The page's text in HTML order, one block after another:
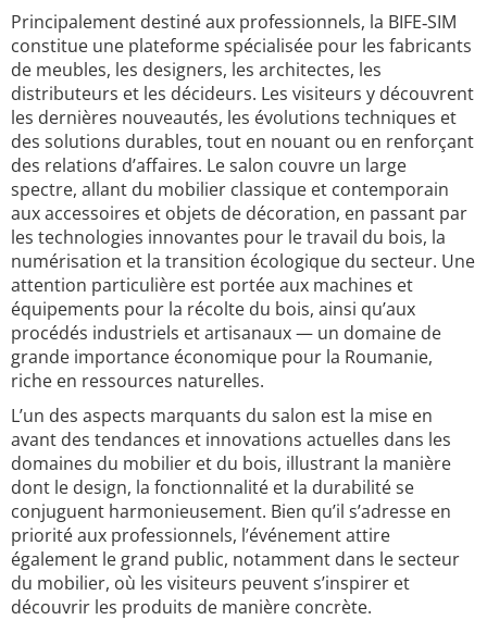
Principalement destiné aux professionnels, la BIFE‑SIM
constitue une plateforme spécialisée pour les fabricants
de meubles, les designers, les architectes, les
distributeurs et les décideurs. Les visiteurs y découvrent
les dernières nouveautés, les évolutions techniques et
des solutions durables, tout en nouant ou en renforçant
des relations d’affaires. Le salon couvre un large
spectre, allant du mobilier classique et contemporain
aux accessoires et objets de décoration, en passant par
les technologies innovantes pour le travail du bois, la
numérisation et la transition écologique du secteur. Une
attention particulière est portée aux machines et
équipements pour la récolte du bois, ainsi qu’aux
procédés industriels et artisanaux — un domaine de
grande importance économique pour la Roumanie,
riche en ressources naturelles.
L’un des aspects marquants du salon est la mise en
avant des tendances et innovations actuelles dans les
domaines du mobilier et du bois, illustrant la manière
dont le design, la fonctionnalité et la durabilité se
conjuguent harmonieusement. Bien qu’il s’adresse en
priorité aux professionnels, l’événement attire
également le grand public, notamment dans le secteur
du mobilier, où les visiteurs peuvent s’inspirer et
découvrir les produits de manière concrète.